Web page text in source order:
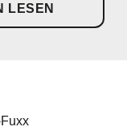
LESEN